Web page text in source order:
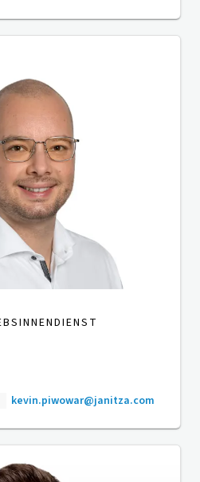
kevin.piwowar@janitza.com